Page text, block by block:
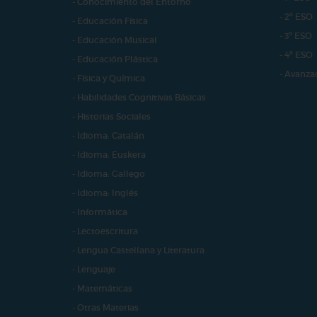
- Educación Física
- Educación Musical
- Educación Plástica
- Física y Química
- Habilidades Cognitivas Básicas
- Historias Sociales
- Idioma: Catalán
- Idioma: Euskera
- Idioma: Gallego
- Idioma: Inglés
- Informática
- Lectoescritura
- Lengua Castellana y Literatura
- Lenguaje
- Matemáticas
- Otras Materias
- 2º ESO
- 3º ESO
- 4º ESO
-